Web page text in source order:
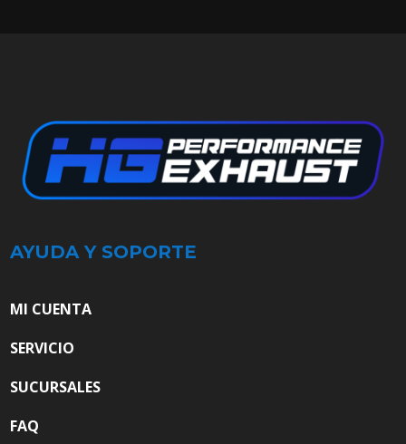
AYUDA Y SOPORTE
MI CUENTA
SERVICIO
SUCURSALES
FAQ